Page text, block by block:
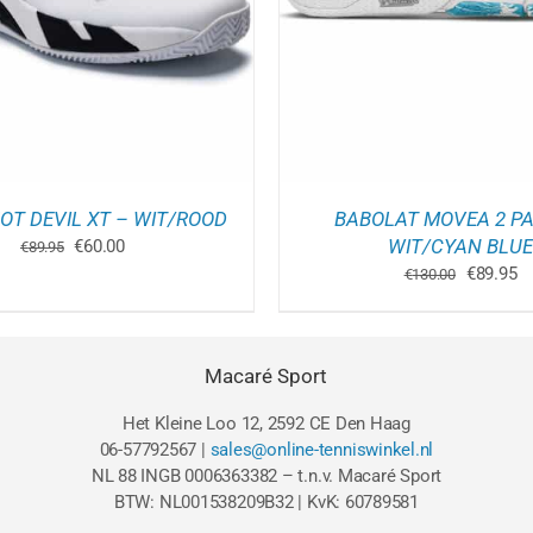
DEVIL XT – WIT/ROOD
€89.95 Oorspronkelijke
€60.00Huidige
MEERDERE
VARIATIES.
DEZE
OPTIE
BABOLAT MOVEA 2
WIT/CYAN BLUE
€130.00 €89.95
Macaré Sport
Het Kleine Loo 12, 2592 CE Den Haag
06-57792567 | sales@online-tenniswinkel.nl
NL 88 INGB 0006363382 – t.n.v. Macaré Sport
BTW: NL001538209B32 | KvK: 60789581